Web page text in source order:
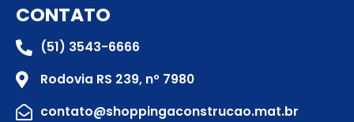
CONTATO
(51) 3543-6666
Rodovia RS 239, nº 7980
contato@shoppingaconstrucao.mat.br